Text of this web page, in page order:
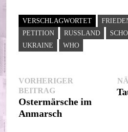
VERSCHLAGWORTET
PETITION
RUSSLAND
UKRAINE
WHO
VORHERIGER
BEITRAGVorheriger
Beitrag:
Ostermärsche im
Anmarsch